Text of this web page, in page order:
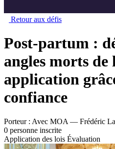
Retour aux défis
Post-partum :
angles morts de
application
confiance
Porteur : Avec MOA — Frédéric
0 personne inscrite
Application des lois Évaluation